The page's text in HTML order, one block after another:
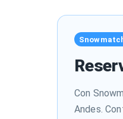
Con
Andes.